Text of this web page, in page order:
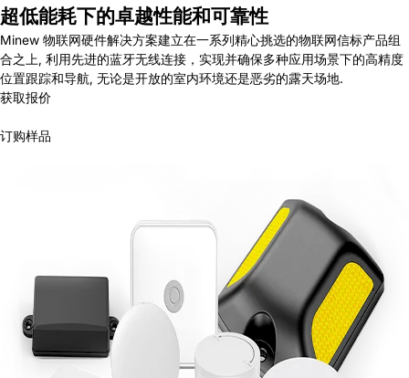
超低能耗下的卓越性能和可靠性
Minew 物联网硬件解决方案建立在一系列精心挑选的物联网信标产品组
合之上, 利用先进的蓝牙无线连接，实现并确保多种应用场景下的高精度
位置跟踪和导航, 无论是开放的室内环境还是恶劣的露天场地.
获取报价
订购样品